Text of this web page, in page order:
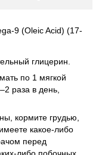
9 (Oleic Acid) (17-
глицерин.
по 1 мягкой
раза в день,
кормите грудью,
какое-либо
перед